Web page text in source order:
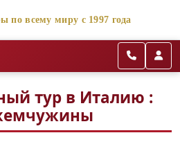
по всему миру с 1997 года
тур в Италию :